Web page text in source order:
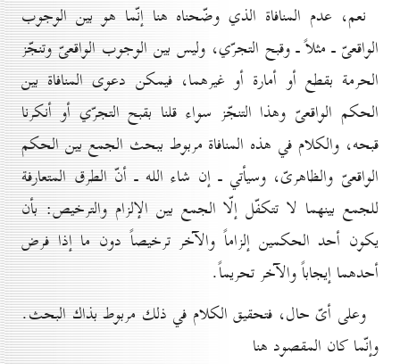
نعم، عدم المنافاة الذي وضّحناه هنا إنّما هو بين الوجوب
الواقعىّ ـ مثلاً ـ وقبح التجرّي، وليس بين الوجوب الواقعىّ وتنجّز
الحرمة بقطع أو أمارة أو غيرهما، فيمكن دعوى المنافاة بين
الحكم الواقعىّ وهذا التنجّز سواء قلنا بقبح التجرّي أو أنكرنا
قبحه، والكلام في هذه المنافاة مربوط ببحث الجمع بين الحكم
الواقعىّ والظاهرىّ، وسيأتي ـ إن شاء الله ـ أنّ الطرق المتعارفة
للجمع بينهما لا تتكفّل إلّا الجمع بين الإلزام والترخيص: بأن
يكون أحد الحكمين إلزاماً والآخر ترخيصاً دون ما إذا فرض
أحدهما إيجاباً والآخر تحريماً.
وعلى أىّ حال، فتحقيق الكلام في ذلك مربوط بذاك البحث.
وإنّما كان المقصود هنا